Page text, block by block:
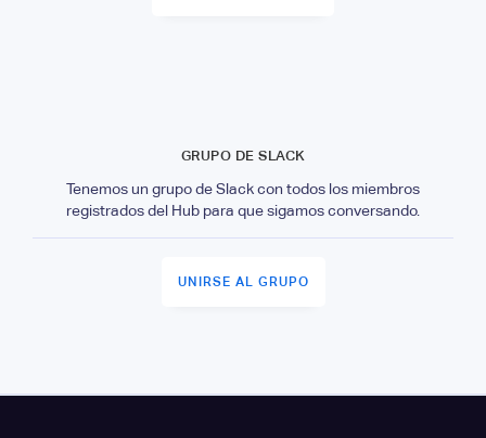
GRUPO DE SLACK
Tenemos un grupo de Slack con todos los miembros
registrados del Hub para que sigamos conversando.
UNIRSE AL GRUPO